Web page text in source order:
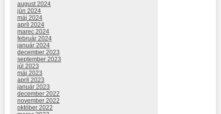
august 2024
jún 2024
máj 2024
apríl 2024
marec 2024
február 2024
január 2024
december 2023
september 2023
júl 2023
máj 2023
apríl 2023
január 2023
december 2022
november 2022
október 2022